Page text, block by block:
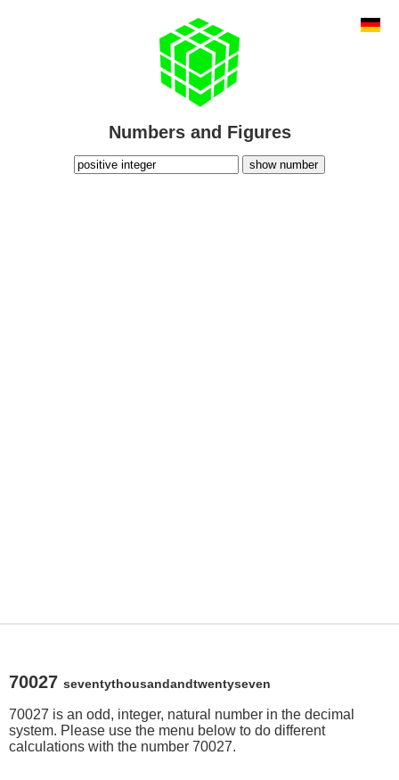
Numbers and Figures
show number
70027 seventythousandandtwentyseven
70027 is an odd, integer, natural number in the decimal
system. Please use the menu below to do different
calculations with the number 70027.